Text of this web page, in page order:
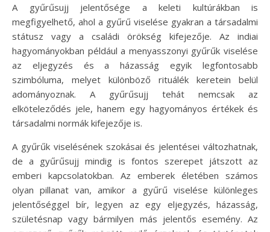
A gyűrűsujj jelentősége a keleti kultúrákban is
megfigyelhető, ahol a gyűrű viselése gyakran a társadalmi
státusz vagy a családi örökség kifejezője. Az indiai
hagyományokban például a menyasszonyi gyűrűk viselése
az eljegyzés és a házasság egyik legfontosabb
szimbóluma, melyet különböző rituálék keretein belül
adományoznak. A gyűrűsujj tehát nemcsak az
elköteleződés jele, hanem egy hagyományos értékek és
társadalmi normák kifejezője is.
A gyűrűk viselésének szokásai és jelentései változhatnak,
de a gyűrűsujj mindig is fontos szerepet játszott az
emberi kapcsolatokban. Az emberek életében számos
olyan pillanat van, amikor a gyűrű viselése különleges
jelentőséggel bír, legyen az egy eljegyzés, házasság,
születésnap vagy bármilyen más jelentős esemény. Az